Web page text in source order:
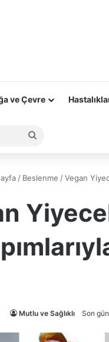
ve Çevre
yap
...
/ Beslenme / Vegan
Mutlu ve Sağlıklı Son